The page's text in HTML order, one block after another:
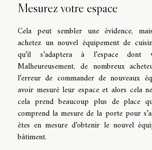
Mesurez votre espace
Cela peut sembler une évidence,
achetez un nouvel équipement de
qu’il s’adaptera à l’espace dont
Malheureusement, de nombreux
l’erreur de commander de nouveaux
avoir mesuré leur espace et alors cela
cela prend beaucoup plus de place
comprend la mesure de la porte pour
êtes en mesure d’obtenir le nouvel
bâtiment.